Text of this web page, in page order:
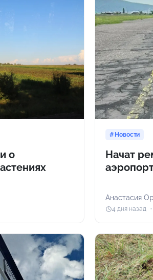
о
Новости
Начат
Анастасия
4 дня назад